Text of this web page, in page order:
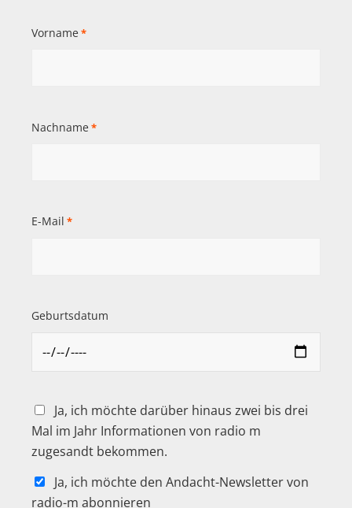
Vorname *
Nachname *
E-Mail *
Geburtsdatum
Ja, ich möchte darüber hinaus zwei bis drei
Mal im Jahr Informationen von radio m
zugesandt bekommen.
Ja, ich möchte den Andacht-Newsletter von
radio-m abonnieren